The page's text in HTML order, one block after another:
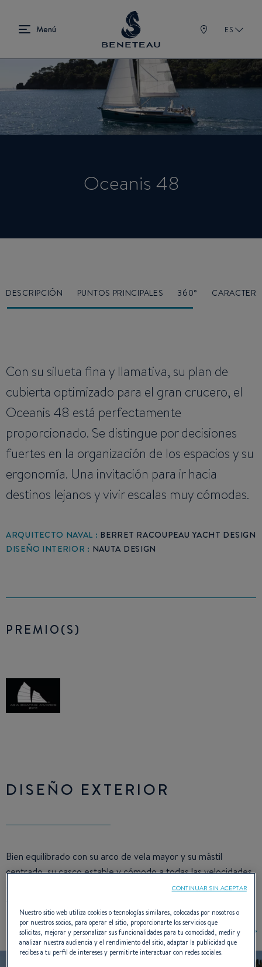
ES
Oceanis 48
DESCRIPCIÓN PUNTOS PRINCIPALES 360°
Con su silueta fina y llamativa, su plan de
cubierta optimizado para el gran crucero, el
Oceanis 48 está perfectamente
proporcionado. Se distingue por decisiones
fuertes en la organización de los espacios y su
ergonomía. Una invitación para ir hacia
destinos lejanos y vivir escalas muy cómodas.
ARQUITECTO NAVAL : BERRET RACOUPEAU YACHT DESIGN
DISEÑO INTERIOR : NAUTA DESIGN
PREMIO(S)
DISEÑO EXTERIOR
Bien equilibrado con su arco de vela mayor y su mástil
centrado, su casco estable y cómodo a todas las velocidades,
el Oceanis 48 da un paso importante en la alianza entre
velocidad, seguridad y fluidez de la vida a bordo.
Nuestro sitio web utiliza cookies o tecnologías similares, colocadas por nosotros o
por nuestros socios, para operar el sitio, proporcionarte los servicios que
solicitas, mejorar y personalizar sus funcionalidades para tu comodidad, medir y
analizar nuestra audiencia y el rendimiento del sitio, adaptar la publicidad que
recibes a tu perfil de intereses y permitirte interactuar con redes sociales.
CONTINUAR SIN ACEPTAR